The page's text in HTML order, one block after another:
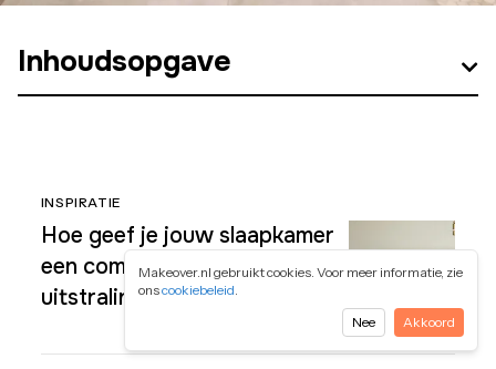
Inhoudsopgave
INSPIRATIE
Hoe geef je jouw slaapkamer
een compleet nieuwe
uitstraling?
Makeover.nl gebruikt cookies. Voor meer informatie, zie
onscookiebeleid.
Nee
Akkoord